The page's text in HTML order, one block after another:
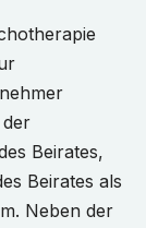
Beirates,
Beirates als
Neben der